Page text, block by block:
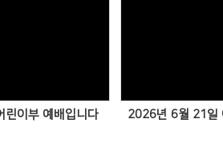
이부 예배입니다 2026년 6월 21일